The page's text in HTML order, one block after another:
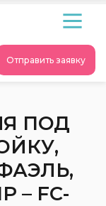
Отправить заявку
ПОД
– FC-